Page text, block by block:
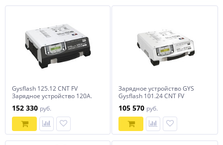
Gysflash 125.12 CNT FV
Зарядное устройство 120А.
152 330 руб.
Зарядное устройство GYS
Gysflash 101.24 CNT FV
105 570 руб.